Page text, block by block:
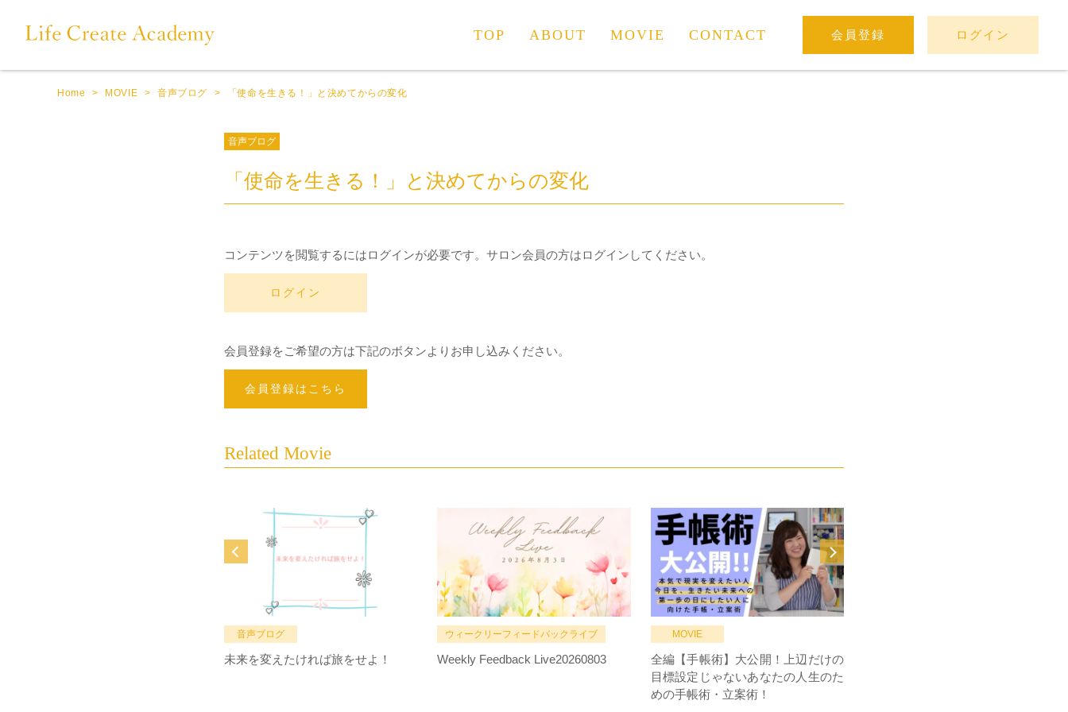
TOP ABOUT MOVIE CONTACT 会員登録 ログイン
Home > MOVIE > 音声ブログ > 「使命を生きる！」と決めてからの変化
音声ブログ
「使命を生きる！」と決めてからの変化
コンテンツを閲覧するにはログインが必要です。サロン会員の方はログインしてください。
ログイン
会員登録をご希望の方は下記のボタンよりお申し込みください。
会員登録はこちら
Related Movie
音声ブログ
未来を変えたければ旅をせよ！
ウィークリーフィードバックライブ
Weekly Feedback Live20260803
MOVIE
全編【手帳術】大公開！上辺だけの
目標設定じゃないあなたの人生のた
めの手帳術・立案術！